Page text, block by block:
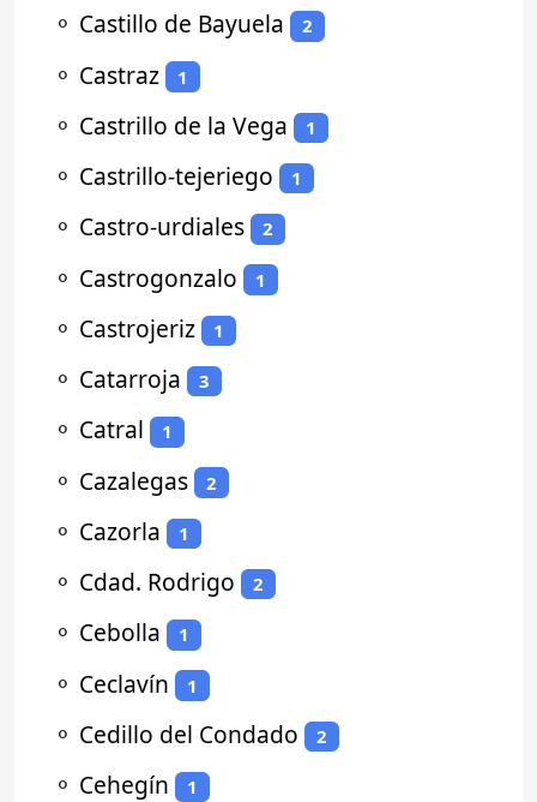
⚬ Castillo de Bayuela 2
⚬ Castraz 1
⚬ Castrillo de la Vega 1
⚬ Castrillo-tejeriego 1
⚬ Castro-urdiales 2
⚬ Castrogonzalo 1
⚬ Castrojeriz 1
⚬ Catarroja 3
⚬ Catral 1
⚬ Cazalegas 2
⚬ Cazorla 1
⚬ Cdad. Rodrigo 2
⚬ Cebolla 1
⚬ Ceclavín 1
⚬ Cedillo del Condado 2
⚬ Cehegín 1